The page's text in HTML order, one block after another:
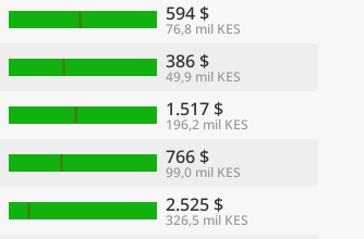
594 $
76,8 mil KES
386 $
49,9 mil KES
1.517 $
196,2 mil KES
766 $
99,0 mil KES
2.525 $
326,5 mil KES